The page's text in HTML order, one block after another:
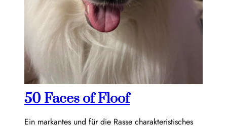
50 Faces of Floof
Ein markantes und für die Rasse charakteristisches